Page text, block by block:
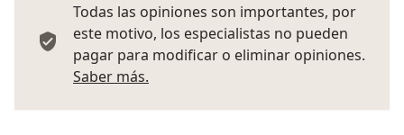
Todas las opiniones son importantes, por
este motivo, los especialistas no pueden
pagar para modificar o eliminar opiniones.
Saber más.